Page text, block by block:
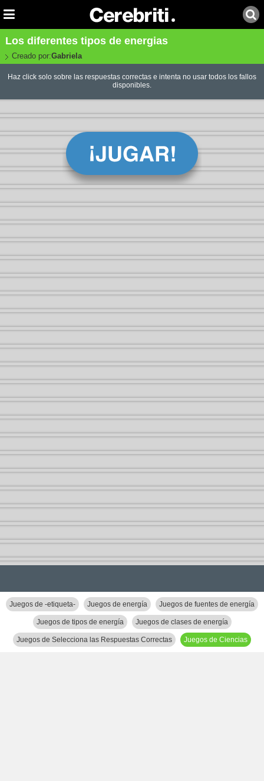
Los diferentes tipos de energias
Creado por:Gabriela
Haz click solo sobre las respuestas correctas e intenta no usar todos los fallos
disponibles.
Juegos de -etiqueta- Juegos de energía Juegos de fuentes de energía
Juegos de tipos de energía Juegos de clases de energía
Juegos de Selecciona las Respuestas Correctas Juegos de Ciencias